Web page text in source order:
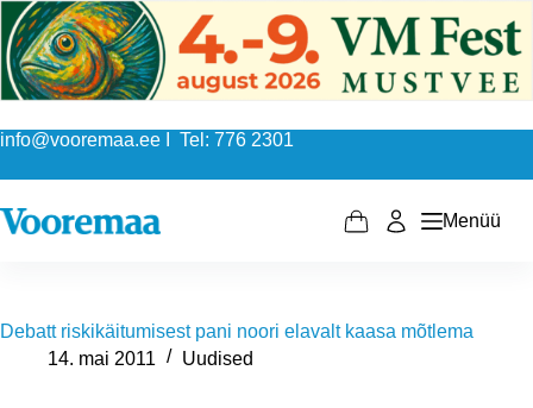
Skip
to
content
info@vooremaa.ee I Tel: 776 2301
Shopping
Menüü
Debatt riskikäitumisest pani noori elavalt kaasa mõtlema
14. mai 2011
Uudised